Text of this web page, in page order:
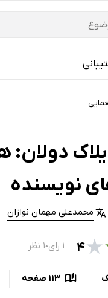
دولان:
نویسنده
محمدعلی مهمان نوازان
★۴ ۱ رای ● ۱ نظر
113 صفحه